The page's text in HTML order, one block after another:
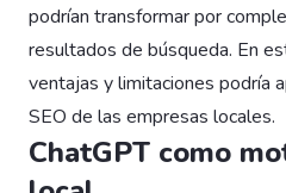
podrían transformar por
resultados de búsqueda. En
ventajas y limitaciones podría
SEO de las empresas locales.
ChatGPT como